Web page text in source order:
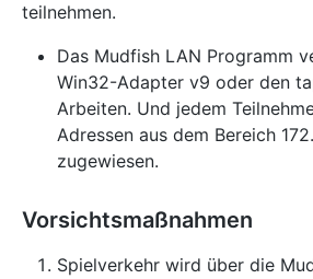
teilnehmen.
Das Mudfish LAN Programm
Win32-Adapter v9 oder den
Arbeiten. Und jedem
Adressen aus dem Bereich
zugewiesen.
Vorsichtsmaßnahmen
Spielverkehr wird über die